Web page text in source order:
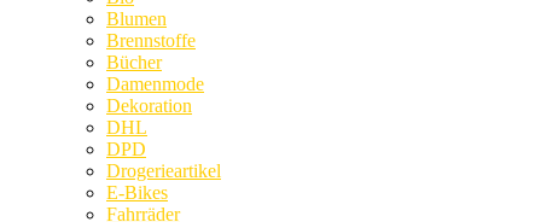
Blumen
Brennstoffe
Bücher
Damenmode
Dekoration
DHL
DPD
Drogerieartikel
E-Bikes
Fahrräder